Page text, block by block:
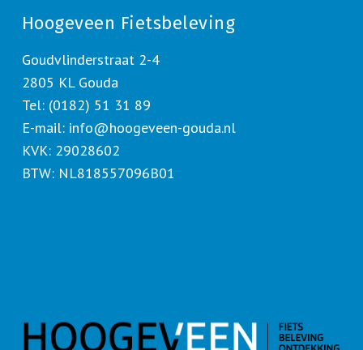
Hoogeveen Fietsbeleving
Goudvlinderstraat 2-4
2805 KL Gouda
Tel: (0182) 51 31 89
E-mail: info@hoogeveen-gouda.nl
KVK: 29028602
BTW: NL818557096B01